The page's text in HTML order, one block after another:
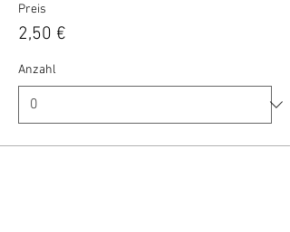
Preis
2,50 €
Anzahl